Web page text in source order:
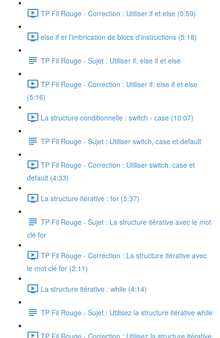
TP Fil Rouge - Correction : Utiliser if et else (0:59)
else if et l'imbrication de blocs d'instructions (5:18)
TP Fil Rouge - Sujet : Utiliser if, else if et else
TP Fil Rouge - Correction : Utiliser if, else if et else
(5:16)
La structure conditionnelle : switch - case (10:07)
TP Fil Rouge - Sujet : Utiliser switch, case et default
TP Fil Rouge - Correction : Utiliser switch, case et
default (4:33)
La structure itérative : for (5:37)
TP Fil Rouge - Sujet : La structure itérative avec le mot
clé for
TP Fil Rouge - Correction : La structure itérative avec
le mot clé for (2:11)
La structure itérative : while (4:14)
TP Fil Rouge - Sujet : Utilisez la structure itérative while
TP Fil Rouge - Correction : Utilisez la structure itérative